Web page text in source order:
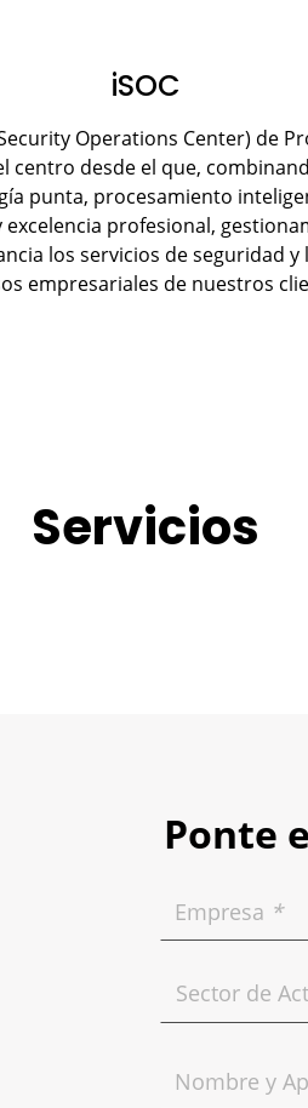
iSOC
Operations Center) de
centro desde el que,
punta, procesamiento
excelencia profesional,
los servicios de seguridad y
empresariales de nuestros
Servicios
Ponte
Empresa *
Nombre y